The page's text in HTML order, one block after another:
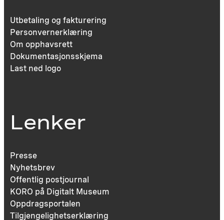
Utbetaling og fakturering
Personvernerklæring
Om opphavsrett
Dokumentasjonsskjema
Last ned logo
Lenker
Presse
Nyhetsbrev
Offentlig postjournal
KORO på Digitalt Museum
Oppdragsportalen
Tilgjengelighetserklæring